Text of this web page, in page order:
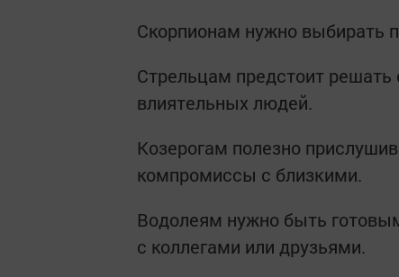
Скорпионам нужно выбирать
Стрельцам предстоит
влиятельных людей.
Козерогам полезно
компромиссы с близкими.
Водолеям нужно быть
с коллегами или друзьями.